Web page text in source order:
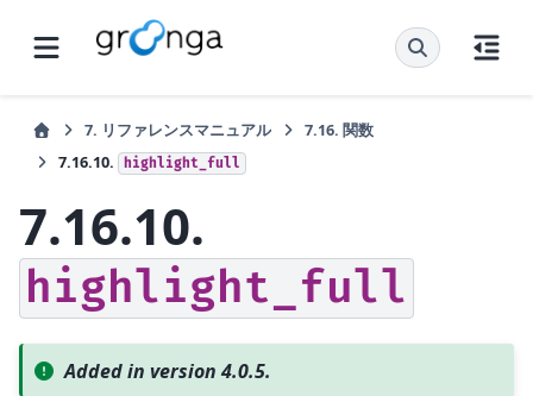
7. リファレンスマニュアル 7.16. 関数
7.16.10.
highlight_full
7.16.10.
highlight_full
Added in version 4.0.5.